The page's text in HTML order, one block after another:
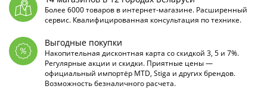
Более 6000 товаров в интернет-магазине. Расширенный
сервис. Квалифицированная консультация по технике.
Выгодные покупки
Накопительная дисконтная карта со скидкой 3, 5 и 7%.
Регулярные акции и скидки. Приятные цены —
официальный импортёр MTD, Stiga и других брендов.
Возможность безналичного расчета.